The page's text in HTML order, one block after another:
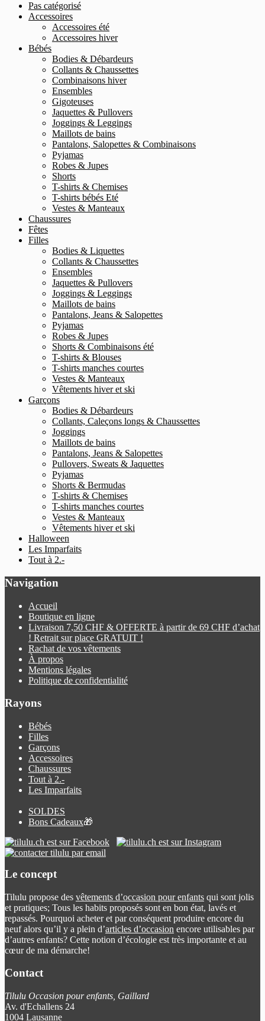
Pas catégorisé
Accessoires
Accessoires été
Accessoires hiver
Bébés
Bodies & Débardeurs
Collants & Chaussettes
Combinaisons hiver
Ensembles
Gigoteuses
Jaquettes & Pullovers
Joggings & Leggings
Maillots de bains
Pantalons, Salopettes & Combinaisons
Pyjamas
Robes & Jupes
Shorts
T-shirts & Chemises
T-shirts bébés Eté
Vestes & Manteaux
Chaussures
Fêtes
Filles
Bodies & Liquettes
Collants & Chaussettes
Ensembles
Jaquettes & Pullovers
Joggings & Leggings
Maillots de bains
Pantalons, Jeans & Salopettes
Pyjamas
Robes & Jupes
Shorts & Combinaisons été
T-shirts & Blouses
T-shirts manches courtes
Vestes & Manteaux
Vêtements hiver et ski
Garçons
Bodies & Débardeurs
Collants, Caleçons longs & Chaussettes
Joggings
Maillots de bains
Pantalons, Jeans & Salopettes
Pullovers, Sweats & Jaquettes
Pyjamas
Shorts & Bermudas
T-shirts & Chemises
T-shirts manches courtes
Vestes & Manteaux
Vêtements hiver et ski
Halloween
Les Imparfaits
Tout à 2.-
Navigation
Accueil
Boutique en ligne
Livraison 7,50 CHF & OFFERTE à partir de 69 CHF d’achat
! Retrait sur place GRATUIT !
Rachat de vos vêtements
À propos
Mentions légales
Politique de confidentialité
Rayons
Bébés
Filles
Garçons
Accessoires
Chaussures
Tout à 2.-
Les Imparfaits
SOLDES
Bons Cadeaux🎁
Le concept
Tilulu propose des vêtements d’occasion pour enfants qui sont jolis
et pratiques; Tous les habits proposés sont en bon état, lavés et
repassés. Pourquoi acheter et par conséquent produire encore du
neuf alors qu’il y a plein d’articles d’occasion encore utilisables par
d’autres enfants? Cette notion d’écologie est très importante et au
cœur de ma démarche!
Contact
Tilulu Occasion pour enfants, Gaillard
Av. d'Echallens 24
1004 Lausanne